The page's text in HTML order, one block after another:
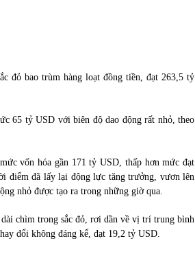
13/10/2021
đỏ bao trùm hàng loạt đồng tiền, đạt 263,5 tỷ
65 tỷ USD với biên độ dao động rất nhỏ, theo
vốn hóa gần 171 tỷ USD, thấp hơn mức đạt
điểm đã lấy lại động lực tăng trưởng, vươn lên
nhỏ được tạo ra trong những giờ qua.
chìm trong sắc đỏ, rơi dần về vị trí trung bình
đổi không đáng kể, đạt 19,2 tỷ USD.